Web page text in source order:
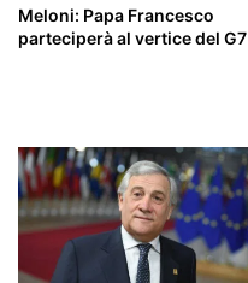
Meloni: Papa Francesco
parteciperà al vertice del G7